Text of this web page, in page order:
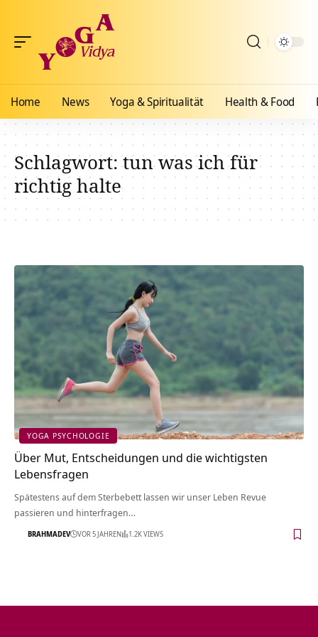
Home News Yoga & Spiritualität Health & Food
Schlagwort:tun was ich für
richtig halte
YOGA PSYCHOLOGIE
Über Mut, Entscheidungen und die wichtigsten
Lebensfragen
Spätestens auf dem Sterbebett lassen wir unser Leben Revue
passieren und hinterfragen…
BRAHMADEV VOR 5 JAHREN 1.2K VIEWS